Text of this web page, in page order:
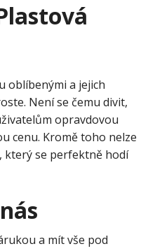
oblíbenými a jejich
Není se čemu divit,
opravdovou
cenu. Kromě toho nelze
který se perfektně hodí
a mít vše pod